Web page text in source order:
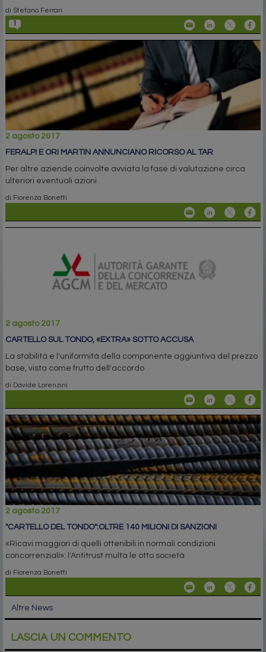
di Stefano Ferrari
2 agosto 2017
FERALPI E ORI MARTIN ANNUNCIANO RICORSO AL TAR
Per altre aziende coinvolte avviata la fase di valutazione circa
ulteriori eventuali azioni
di Fiorenza Bonetti
2 agosto 2017
CARTELLO SUL TONDO, «EXTRA» SOTTO ACCUSA
La stabilità e l'uniformità della componente aggiuntiva del prezzo
base, vista come frutto dell'accordo
di Davide Lorenzini
2 agosto 2017
"CARTELLO DEL TONDO":OLTRE 140 MILIONI DI SANZIONI
«Ricavi maggiori di quelli ottenibili in normali condizioni
concorrenziali»: l'Antitrust multa le otto società
di Fiorenza Bonetti
Altre News
LASCIA UN COMMENTO